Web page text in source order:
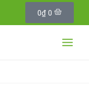
0₫ 0
C
a
t